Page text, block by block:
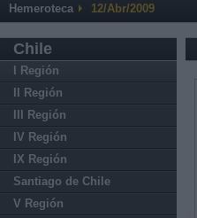
Hemeroteca 12/Abr/2009
Chile
I Región
II Región
III Región
IV Región
IX Región
Santiago de Chile
V Región